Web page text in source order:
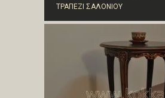
ΤΡΑΠΕΖΙ ΣΑΛΟΝΙΟΥ